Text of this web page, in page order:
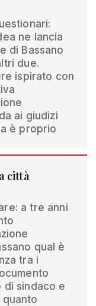
ne lancia
di Bassano
due.
ispirato con
ai giudizi
è proprio
città
a tre anni
qual è
tra i
di sindaco e
quanto